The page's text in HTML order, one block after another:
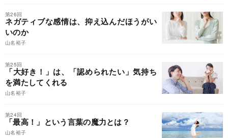
第26回
ネガティブな感情は、抑え込んだほうがい
いのか
山名裕子
第25回
「大好き！」は、「認められたい」気持ち
を満たしてくれる
山名裕子
第24回
「最高！」という言葉の魔力とは？
山名裕子